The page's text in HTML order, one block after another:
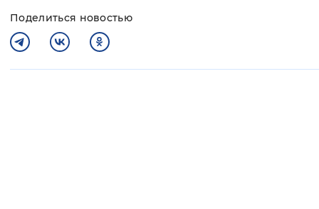
Поделиться новостью